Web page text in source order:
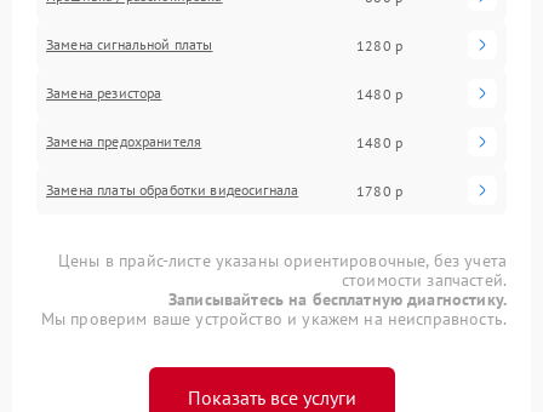
Замена сигнальной платы 1280 р
Замена резистора 1480 р
Замена предохранителя 1480 р
Замена платы обработки видеосигнала 1780 р
Цены в прайс-листе указаны ориентировочные, без учета
стоимости запчастей.
Записывайтесь на бесплатную диагностику.
Мы проверим ваше устройство и укажем на неисправность.
Показать все услуги